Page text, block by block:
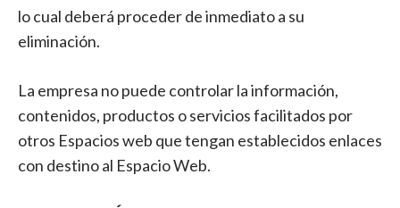
lo cual deberá proceder de inmediato a su
eliminación.
La empresa no puede controlar la información,
contenidos, productos o servicios facilitados por
otros Espacios web que tengan establecidos enlaces
con destino al Espacio Web.